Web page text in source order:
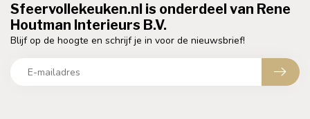
Sfeervollekeuken.nl is onderdeel van Rene
Houtman Interieurs B.V.
Blijf op de hoogte en schrijf je in voor de nieuwsbrief!